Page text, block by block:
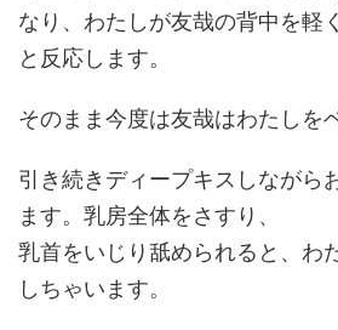
なり、わたしが友哉の背中を軽
と反応します。
そのまま今度は友哉はわたしを
引き続きディープキスしながら
ます。乳房全体をさすり、
乳首をいじり舐められると、わ
しちゃいます。